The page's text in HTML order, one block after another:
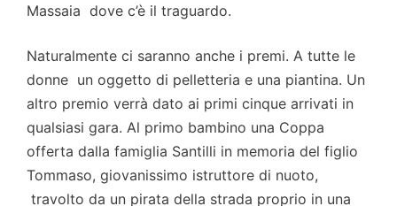
Massaia dove c’è il traguardo.
Naturalmente ci saranno anche i premi. A tutte le
donne un oggetto di pelletteria e una piantina. Un
altro premio verrà dato ai primi cinque arrivati in
qualsiasi gara. Al primo bambino una Coppa
offerta dalla famiglia Santilli in memoria del figlio
Tommaso, giovanissimo istruttore di nuoto,
travolto da un pirata della strada proprio in una